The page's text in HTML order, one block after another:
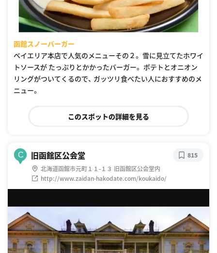
函館スノーバーガー
ベイエリア本店で人気のメニューその２。 雪に見立てたホワイ
トソースが たっぷりとかかったバーガー。 ポテトとオニオン
リングがついてくるので、 ガッツリ食べたい人におすすめのメ
ニュー。
このスポットの詳細を見る
C 旧函館区公会堂
北海道函館市元町１１-１３ 旧函館区公会堂内
http://www.zaidan-hakodate.com/koukaido/
815